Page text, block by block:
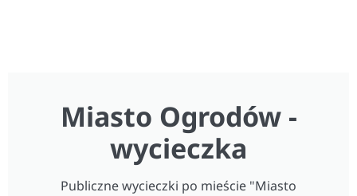
Miasto Ogrodów -
wycieczka
Publiczne wycieczki po mieście "Miasto